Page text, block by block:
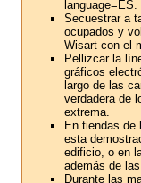
language=ES.
Secuestrar a
ocupados y
Wisart con el
Pellizcar la
gráficos
largo de las
verdadera de
extrema.
En tiendas de
esta
edificio, o en
además de
Durante las